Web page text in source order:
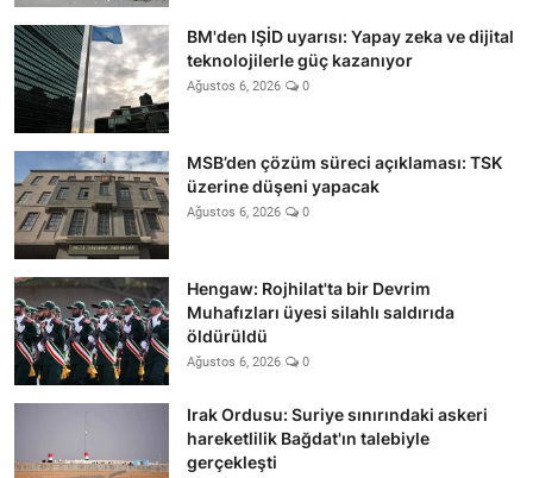
BM'den IŞİD uyarısı: Yapay zeka ve dijital
teknolojilerle güç kazanıyor
Ağustos 6, 2026 0
MSB’den çözüm süreci açıklaması: TSK
üzerine düşeni yapacak
Ağustos 6, 2026 0
Hengaw: Rojhilat'ta bir Devrim
Muhafızları üyesi silahlı saldırıda
öldürüldü
Ağustos 6, 2026 0
Irak Ordusu: Suriye sınırındaki askeri
hareketlilik Bağdat'ın talebiyle
gerçekleşti